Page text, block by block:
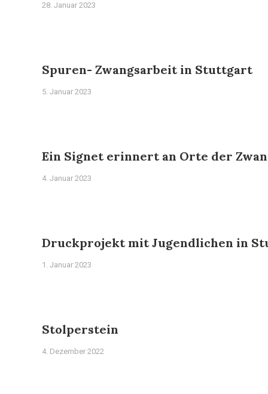
28. Januar 2023
Spuren- Zwangsarbeit in Stuttgart
5. Januar 2023
Ein Signet erinnert an Orte der
4. Januar 2023
Druckprojekt mit Jugendlichen in
1. Januar 2023
Stolperstein
4. Dezember 2022